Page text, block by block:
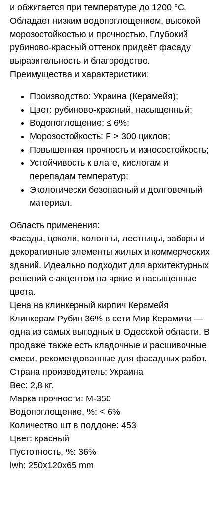
и обжигается при температуре до 1200 °C.
Обладает низким водопоглощением, высокой
морозостойкостью и прочностью. Глубокий
рубиново-красный оттенок придаёт фасаду
выразительность и благородство.
Преимущества и характеристики:
Производство: Украина (Керамейя);
Цвет: рубиново-красный, насыщенный;
Водопоглощение: ≤ 6%;
Морозостойкость: F > 300 циклов;
Повышенная прочность и износостойкость;
Устойчивость к влаге, кислотам и
перепадам температур;
Экологически безопасный и долговечный
материал.
Область применения:
Фасады, цоколи, колонны, лестницы, заборы и
декоративные элементы жилых и коммерческих
зданий. Идеально подходит для архитектурных
решений с акцентом на яркие и насыщенные
цвета.
Цена на клинкерный кирпич Керамейя
Клинкерам Рубин 36% в сети Мир Керамики —
одна из самых выгодных в Одесской области. В
продаже также есть кладочные и расшивочные
смеси, рекомендованные для фасадных работ.
Страна производитель: Украина
Вес: 2,8 кг.
Марка прочности: М-350
Водопоглощение, %: < 6%
Количество шт в поддоне: 453
Цвет: красный
Пустотность, %: 36%
lwh: 250x120x65 mm